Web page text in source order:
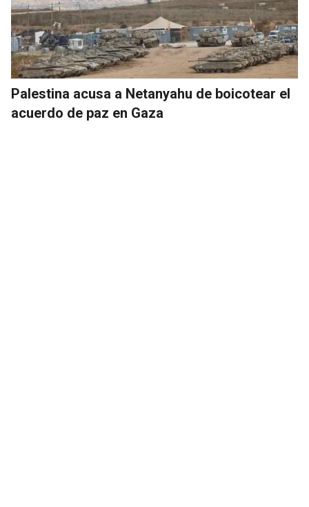
Palestina acusa a Netanyahu de boicotear el
acuerdo de paz en Gaza